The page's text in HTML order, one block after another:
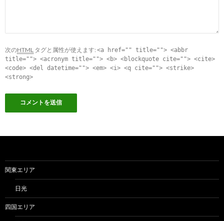
次のHTML タグと属性が使えます: <a href="" title=""> <abbr
title=""> <acronym title=""> <b> <blockquote cite=""> <cite>
<code> <del datetime=""> <em> <i> <q cite=""> <strike>
<strong>
関東エリア
日光
四国エリア